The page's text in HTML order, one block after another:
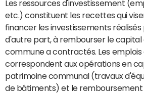
Les ressources d'investissement
etc.) constituent les recettes qui
financer les investissements réalisés
d'autre part, à rembourser le capital
commune a contractés. Les emplois
correspondent aux opérations en
patrimoine communal (travaux
de bâtiments) et le remboursement